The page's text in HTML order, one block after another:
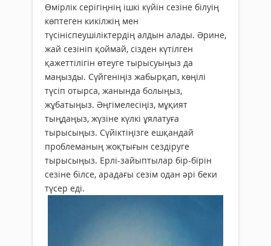
Өмірлік серігіңнің ішкі күйін сезіне білуің
көптеген кикілжің мен
түсініспеушіліктердің алдын алады. Әрине,
жай сезініп қоймай, сізден күтілген
қажеттілігін өтеуге тырысуыңыз да
маңызды. Сүйгеніңіз жабырқап, көңілі
түсіп отырса, жанында болыңыз,
жұбатыңыз. Әңгімелесіңіз, мұқият
тыңдаңыз, жүзіне күлкі ұялатуға
тырысыңыз. Сүйіктіңізге ешқандай
проблеманың жоқтығын сездіруге
тырысыңыз. Ерлі-зайыптылар бір-бірін
сезіне білсе, арадағы сезім одан әрі беки
түсер еді.